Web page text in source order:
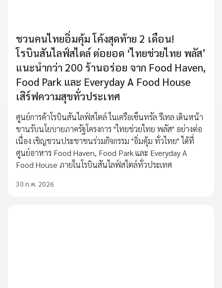
ชวนคนไทยอิ่มคุ้ม โค้งสุดท้าย 2 เดือน!
โรบินสันไลฟ์สไตล์ ต่อยอด ‘ไทยช่วยไทย พลัส’
แนะนำกว่า 200 ร้านอร่อย จาก Food Haven,
Food Park และ Everyday A Food House
เสิร์ฟความสุขทั่วประเทศ
ศูนย์การค้าโรบินสันไลฟ์สไตล์ ในเครือเซ็นทรัล รีเทล เดินหน้า
ขานรับนโยบายภาครัฐโครงการ "ไทยช่วยไทย พลัส" อย่างต่อ
เนื่อง เชิญชวนประชาชนร่วมกิจกรรม "อิ่มคุ้ม ทั่วไทย" ได้ที่
ศูนย์อาหาร Food Haven, Food Park และ Everyday A
Food House ภายในโรบินสันไลฟ์สไตล์ทั่วประเทศ
30 ก.ค. 2026